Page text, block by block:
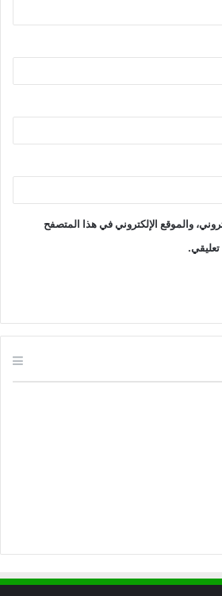
والموقع الإلكتروني في هذا المتصفح
تعليقي.